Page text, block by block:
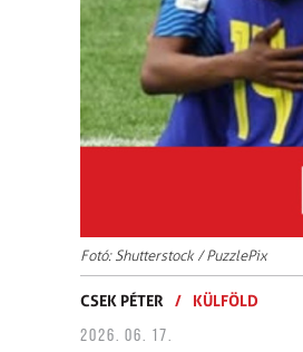
Fotó: Shutterstock / PuzzlePix
CSEK PÉTER / KÜLFÖLD
2026. 06. 17.